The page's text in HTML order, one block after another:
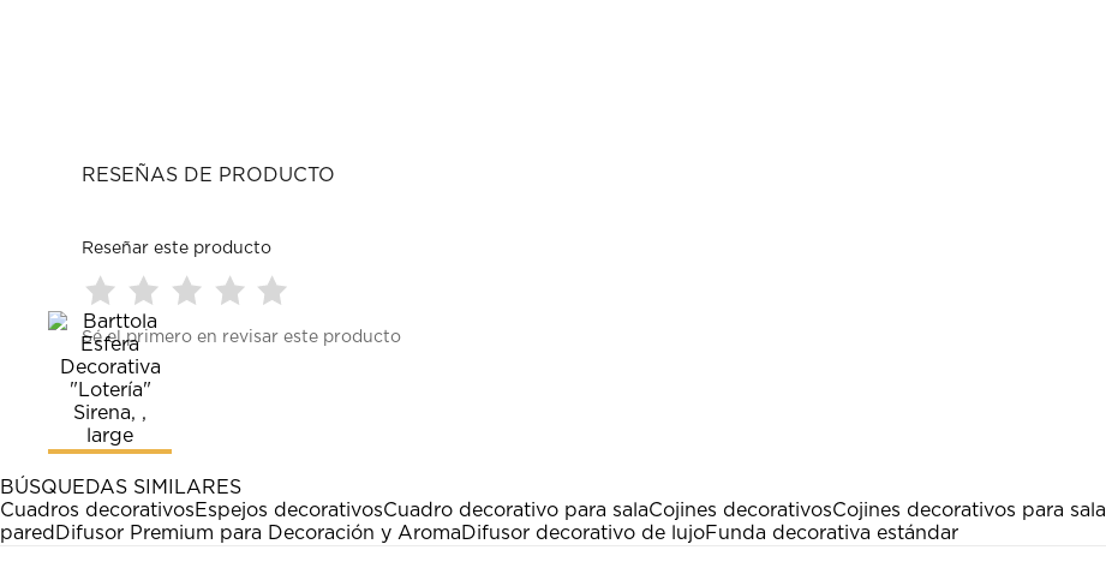
RESEÑAS DE PRODUCTO
Reseñar este producto
Seleccionar
para
calificar
el
artículo
con
1
estrella
Esta
acción
abrirá
Seleccionar
para
calificar
el
artículo
con
2
estrellas.
Esta
acción
abrirá
para
3
estrellas.
Esta
acción
abrirá
para
estrellas.
Esta
acción
abrirá
para
Esta
acción
abrirá
Sé el primero en revisar este producto
BÚSQUEDAS SIMILARES
Cuadros decorativosEspejos decorativosCuadro decorativo para salaCojines decorativosCojines decorativos para sala
pared Difusor Premium para Decoración y AromaDifusor decorativo de lujoFunda decorativa estándar